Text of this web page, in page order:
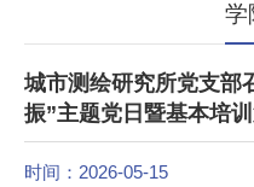
学
城市测绘研究所党支部
振”主题党日暨基本培
时间：2026-05-15